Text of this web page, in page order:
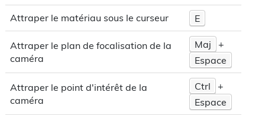
Attraper le matériau sous le curseur E
Attraper le plan de focalisation de la
caméra
Maj
+
Espace
Attraper le point d'intérêt de la
caméra
Ctrl
+
Espace